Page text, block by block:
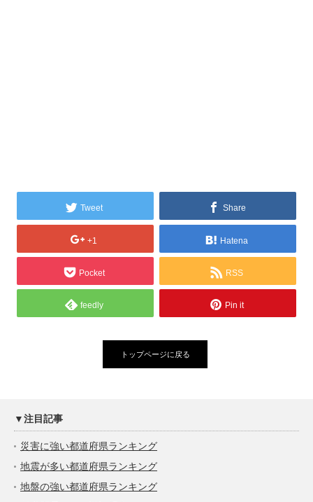
Tweet Share
+1 Hatena
Pocket RSS
feedly Pin it
トップページに戻る
▼注目記事
災害に強い都道府県ランキング
地震が多い都道府県ランキング
地盤の強い都道府県ランキング